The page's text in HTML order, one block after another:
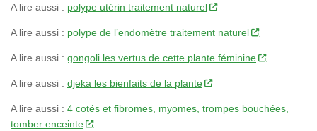
A lire aussi : polype utérin traitement naturel
A lire aussi : polype de l’endomètre traitement naturel
A lire aussi : gongoli les vertus de cette plante féminine
A lire aussi : djeka les bienfaits de la plante
A lire aussi : 4 cotés et fibromes, myomes, trompes bouchées,
tomber enceinte